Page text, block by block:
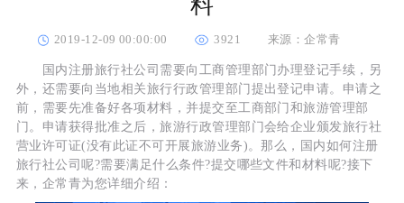
2019-12-09 00:00:00 3921 来源：企常青
国内注册旅行社公司需要向工商管理部门办理登记手续，另
外，还需要向当地相关旅行行政管理部门提出登记申请。申请之
前，需要先准备好各项材料，并提交至工商部门和旅游管理部
门。申请获得批准之后，旅游行政管理部门会给企业颁发旅行社
营业许可证(没有此证不可开展旅游业务)。那么，国内如何注册
旅行社公司呢?需要满足什么条件?提交哪些文件和材料呢?接下
来，企常青为您详细介绍：